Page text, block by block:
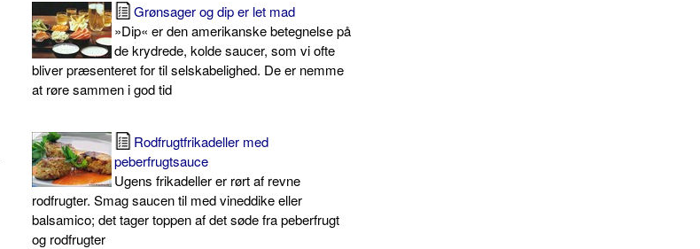
Grønsager og dip er let mad
»Dip« er den amerikanske betegnelse på
de krydrede, kolde saucer, som vi ofte
bliver præsenteret for til selskabelighed. De er nemme
at røre sammen i god tid
Rodfrugtfrikadeller med
peberfrugtsauce
Ugens frikadeller er rørt af revne
rodfrugter. Smag saucen til med vineddike eller
balsamico; det tager toppen af det søde fra peberfrugt
og rodfrugter